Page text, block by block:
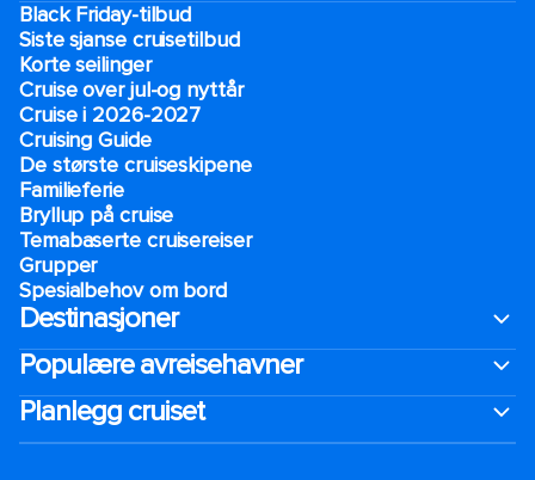
Black Friday-tilbud
Siste sjanse cruisetilbud
Korte seilinger
Cruise over jul-og nyttår
Cruise i 2026-2027
Cruising Guide
De største cruiseskipene
Familieferie
Bryllup på cruise
Temabaserte cruisereiser
Grupper
Spesialbehov om bord
Destinasjoner
Populære avreisehavner
Planlegg cruiset